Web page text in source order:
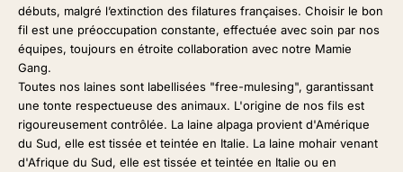
débuts, malgré l’extinction des filatures françaises. Choisir le bon
fil est une préoccupation constante, effectuée avec soin par nos
équipes, toujours en étroite collaboration avec notre Mamie
Gang.
Toutes nos laines sont labellisées "free-mulesing", garantissant
une tonte respectueuse des animaux. L'origine de nos fils est
rigoureusement contrôlée. La laine alpaga provient d'Amérique
du Sud, elle est tissée et teintée en Italie. La laine mohair venant
d'Afrique du Sud, elle est tissée et teintée en Italie ou en